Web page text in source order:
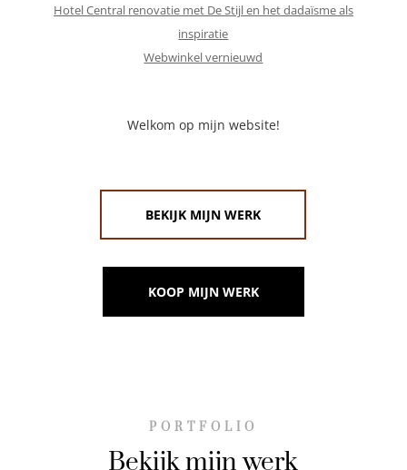
Hotel Central renovatie met De Stijl en het dadaïsme als
inspiratie
Webwinkel vernieuwd
Welkom op mijn website!
BEKIJK MIJN WERK
KOOP MIJN WERK
PORTFOLIO
Bekijk mijn werk